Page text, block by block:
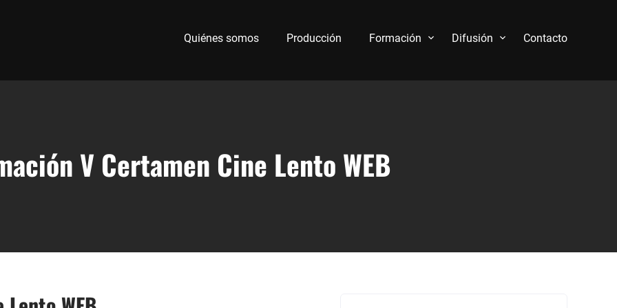
Quiénes somos Producción Formación Difusión Contacto
V Certamen Cine Lento WEB